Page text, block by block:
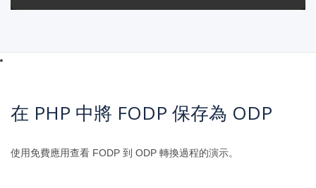
在 PHP 中將 FODP 保存為 ODP
使用免費應用查看 FODP 到 ODP 轉換過程的演示。